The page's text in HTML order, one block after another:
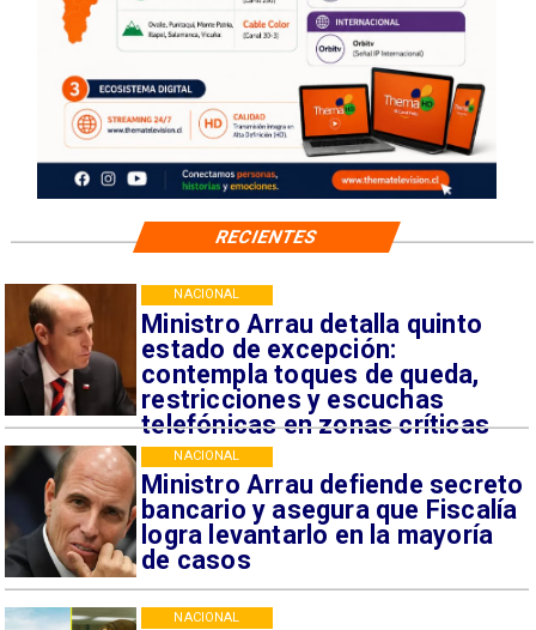
Ministro Arrau detalla quinto
estado de excepción:
contempla toques de queda,
restricciones y escuchas
telefónicas en zonas críticas
NACIONAL
Ministro Arrau defiende secreto
bancario y asegura que Fiscalía
logra levantarlo en la mayoría
de casos
NACIONAL
NACIONAL
RECIENTES